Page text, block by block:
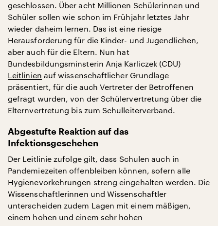
geschlossen. Über acht Millionen Schülerinnen und
Schüler sollen wie schon im Frühjahr letztes Jahr
wieder daheim lernen. Das ist eine riesige
Herausforderung für die Kinder- und Jugendlichen,
aber auch für die Eltern. Nun hat
Bundesbildungsminsterin Anja Karliczek (CDU)
Leitlinien auf wissenschaftlicher Grundlage
präsentiert, für die auch Vertreter der Betroffenen
gefragt wurden, von der Schülervertretung über die
Elternvertretung bis zum Schulleiterverband.
Abgestufte Reaktion auf das
Infektionsgeschehen
Der Leitlinie zufolge gilt, dass Schulen auch in
Pandemiezeiten offenbleiben können, sofern alle
Hygienevorkehrungen streng eingehalten werden. Die
Wissenschaftlerinnen und Wissenschaftler
unterscheiden zudem Lagen mit einem mäßigen,
einem hohen und einem sehr hohen